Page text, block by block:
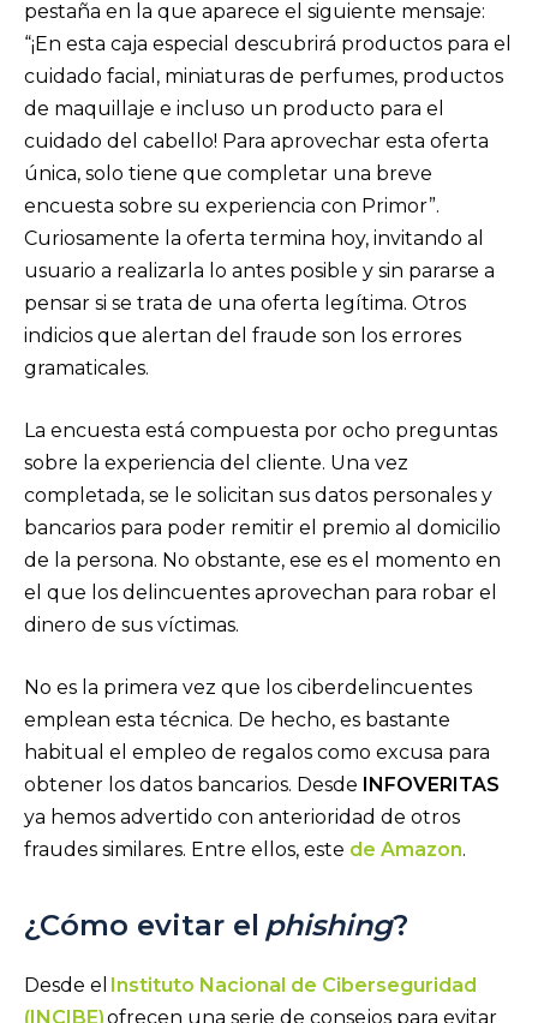
pestaña en la que aparece el siguiente mensaje:
“¡En esta caja especial descubrirá productos para el
cuidado facial, miniaturas de perfumes, productos
de maquillaje e incluso un producto para el
cuidado del cabello! Para aprovechar esta oferta
única, solo tiene que completar una breve
encuesta sobre su experiencia con Primor”.
Curiosamente la oferta termina hoy, invitando al
usuario a realizarla lo antes posible y sin pararse a
pensar si se trata de una oferta legítima. Otros
indicios que alertan del fraude son los errores
gramaticales.
La encuesta está compuesta por ocho preguntas
sobre la experiencia del cliente. Una vez
completada, se le solicitan sus datos personales y
bancarios para poder remitir el premio al domicilio
de la persona. No obstante, ese es el momento en
el que los delincuentes aprovechan para robar el
dinero de sus víctimas.
No es la primera vez que los ciberdelincuentes
emplean esta técnica. De hecho, es bastante
habitual el empleo de regalos como excusa para
obtener los datos bancarios. Desde INFOVERITAS
ya hemos advertido con anterioridad de otros
fraudes similares. Entre ellos, este de Amazon.
¿Cómo evitar el phishing?
Desde el Instituto Nacional de Ciberseguridad
(INCIBE)ofrecen una serie de consejos para evitar